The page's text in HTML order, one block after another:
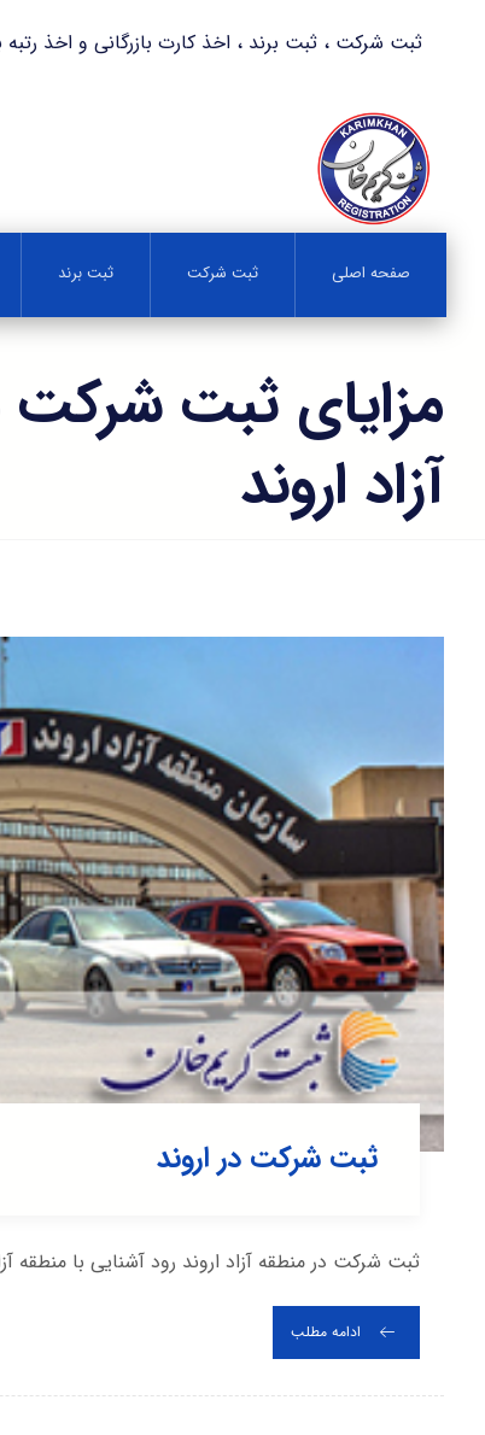
ثبت شرکت ، ثبت برند ، اخذ کارت بازرگانی و اخذ رتبه بندی در
صفحه اصلی ثبت شرکت ثبت برند
مزایای ثبت شرکت
آزاد اروند
ثبت شرکت در اروند
ثبت شرکت در منطقه آزاد اروند رود آشنایی با منطقه
ادامه مطلب